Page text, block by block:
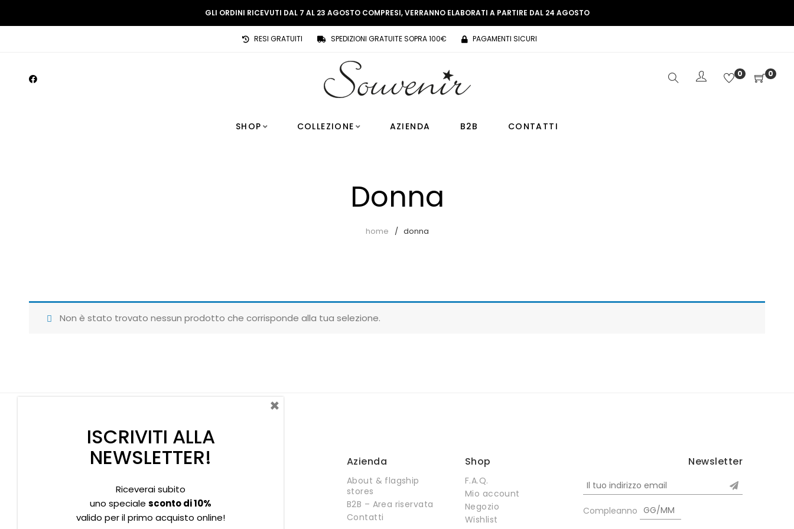
GLI ORDINI RICEVUTI DAL 7 AL 23 AGOSTO COMPRESI, VERRANNO ELABORATI A PARTIRE DAL 24 AGOSTO
RESI GRATUITI SPEDIZIONI GRATUITE SOPRA 100€ PAGAMENTI SICURI
0 0
SHOP COLLEZIONE AZIENDA B2B CONTATTI
Donna
home donna
Non è stato trovato nessun prodotto che corrisponde alla tua selezione.
Privacy policy Informativa Cookies
Azienda
About & flagship
stores
B2B – Area riservata
Contatti
Shop
F.A.Q.
Mio account
Negozio
Wishlist
Newsletter
Compleanno
ISCRIVITI ALLA
NEWSLETTER!
Riceverai subito
uno speciale sconto di 10%
valido per il primo acquisto online!
×